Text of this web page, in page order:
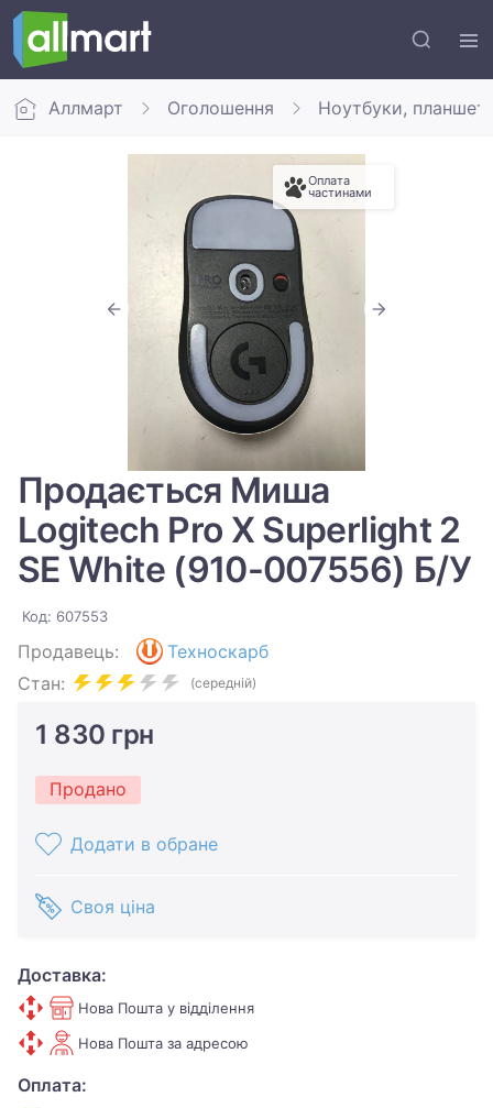
Аллмарт Оголошення Ноутбуки,
Оплата
частинами
Продається Миша
Logitech Pro X Superlight 2
SE White (910-007556) Б/У
Код: 607553
Продавець:
Техноскарб
Стан:
(середній)
1 830 грн
Продано
Додати в обране
Своя ціна
Доставка:
Нова Пошта у відділення
Нова Пошта за адресою
Оплата: